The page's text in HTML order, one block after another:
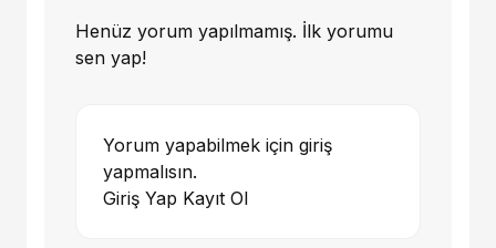
Henüz yorum yapılmamış. İlk yorumu
sen yap!
Yorum yapabilmek için giriş
yapmalısın.
Giriş Yap Kayıt Ol